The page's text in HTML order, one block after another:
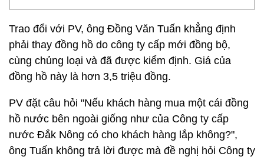
Trao đổi với PV, ông Đồng Văn Tuấn khẳng định
phải thay đồng hồ do công ty cấp mới đồng bộ,
cùng chủng loại và đã được kiểm định. Giá của
đồng hồ này là hơn 3,5 triệu đồng.
PV đặt câu hỏi "Nếu khách hàng mua một cái đồng
hồ nước bên ngoài giống như của Công ty cấp
nước Đắk Nông có cho khách hàng lắp không?",
ông Tuấn không trả lời được mà đề nghị hỏi Công ty